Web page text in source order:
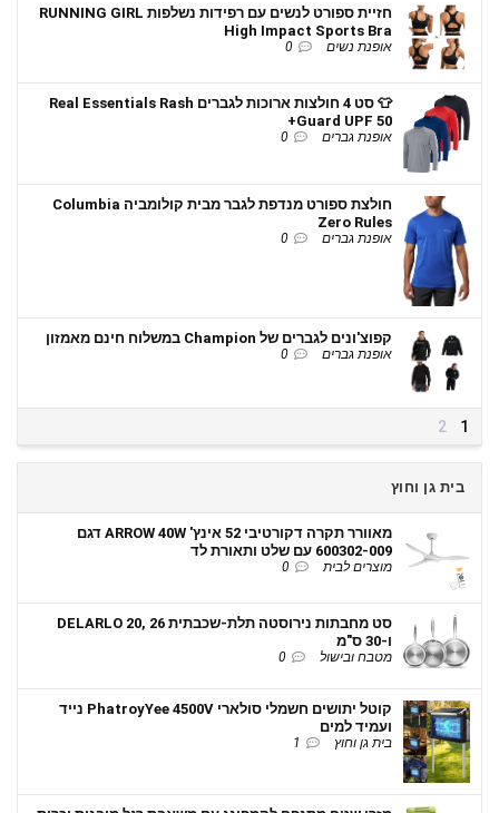
חזיית ספורט לנשים עם רפידות נשלפות RUNNING GIRL
High Impact Sports Bra
אופנת נשים 0
👕 סט 4 חולצות ארוכות לגברים Real Essentials Rash
Guard UPF 50+
אופנת גברים 0
חולצת ספורט מנדפת לגבר מבית קולומביה Columbia
Zero Rules
אופנת גברים 0
קפוצ'ונים לגברים של Champion במשלוח חינם מאמזון
אופנת גברים 0
1
2
בית גן וחוץ
מאוורר תקרה דקורטיבי 52 אינץ' ARROW 40W דגם
600302-009 עם שלט ותאורת לד
מוצרים לבית 0
סט מחבתות נירוסטה תלת-שכבתית DELARLO 20, 26
ו-30 ס"מ
מטבח ובישול 0
קוטל יתושים חשמלי סולארי PhatroyYee 4500V נייד
ועמיד למים
בית גן וחוץ 1